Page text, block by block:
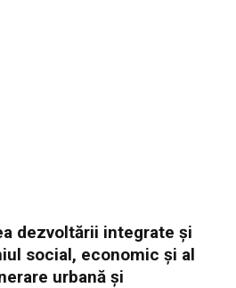
dezvoltării integrate și
social, economic și al
urbană și